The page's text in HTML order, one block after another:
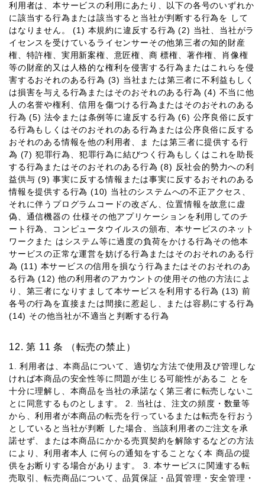
利⽤者は、本サービスの利⽤にあたり、以下の各号のいずれか
に該当する⾏為または該当すると当社が判断する⾏為を して
はなりません。 (1) 本規約に違反する⾏為 (2) 当社、当社がラ
イセンスを受けているライセンサーその他第三者の知的財産
権、特許権、実⽤新案権、意匠権、商 標権、著作権、肖像権
等の財産的⼜は⼈格的な権利を侵害する⾏為またはこれらを侵
害するおそれのある⾏為 (3) 当社または第三者に不利益もしく
は損害を与える⾏為またはそのおそれのある⾏為 (4) 不当に他
⼈の名誉や権利、信⽤を傷つける⾏為またはそのおそれのある
⾏為 (5) 法令または条例等に違反する⾏為 (6) 公序良俗に反す
る⾏為もしくはそのおそれのある⾏為または公序良俗に反する
おそれのある情報を他の利⽤者、ま たは第三者に提供する⾏
為 (7) 犯罪⾏為、犯罪⾏為に結びつく⾏為もしくはこれを助⻑
する⾏為またはそのおそれのある⾏為 (8) 反社会的勢⼒への利
益供与 (9) 事実に反する情報または事実に反するおそれのある
情報を提供する⾏為 (10) 当社のシステムへの不正アクセス、
それに伴うプログラムコードの改ざん、位置情報を故意に虚
偽、通信機器の 仕様その他アプリケーションを利⽤してのチ
ート⾏為、コンピュータウイルスの頒布、本サービスのネット
ワークまた はシステム等に過度の負荷をかける⾏為その他本
サービスの正常な運営を妨げる⾏為またはそのおそれのある⾏
為 (11) 本サービスの信⽤を損なう⾏為またはそのおそれのあ
る⾏為 (12) 他の利⽤者のアカウントの使⽤その他の⽅法によ
り、第三者になりすまして本サービスを利⽤する⾏為 (13) 前
各号の⾏為を直接または間接に惹起し、または容易にする⾏為
(14) その他当社が不適当と判断する⾏為
第 11 条 （転売の禁⽌）
1. 利⽤者は、本商品について、適切な⽅法で使⽤及び管理しな
ければ本商品の安全性等に問題が⽣じる可能性があるこ とを
⼗分に理解し、本商品を当社の承諾なく第三者に転売しないこ
とに同意するものとします。 2. 当社は、注⽂の頻度・数量等
から、利⽤者が本商品の転売を⾏っているまたは転売を⾏おう
としていると当社が判断 した場合、当該利⽤者のご注⽂を承
諾せず、または本商品にかかる売買契約を解除するなどの⽅法
により、利⽤者本⼈ に何らの通知をすることなく本 商品の提
供をお断りする場合があります。 3. 本サービスに関連する転
売取引、転売商品について、品質保証・品質管理・安全管理・